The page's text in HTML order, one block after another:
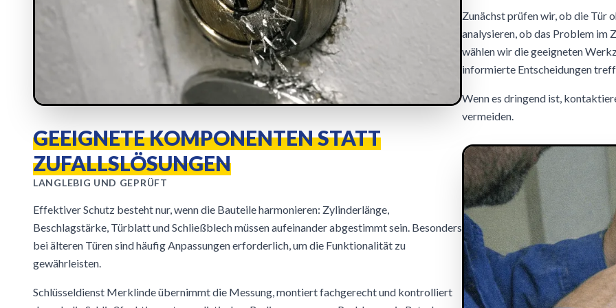
Zunächst prüfen wir, ob die Tür
analysieren, ob das Problem im
wählen wir die geeigneten
informierte Entscheidungen
Wenn es dringend ist,
vermeiden.
GEEIGNETE KOMPONENTEN STATT
ZUFALLSLÖSUNGEN
LANGLEBIG UND GEPRÜFT
Effektiver Schutz besteht nur, wenn die Bauteile harmonieren: Zylinderlänge,
Beschlagstärke, Türblatt und Schließblech müssen aufeinander abgestimmt sein. Besonders
bei älteren Türen sind häufig Anpassungen erforderlich, um die Funktionalität zu
gewährleisten.
Schlüsseldienst Merklinde übernimmt die Messung, montiert fachgerecht und kontrolliert